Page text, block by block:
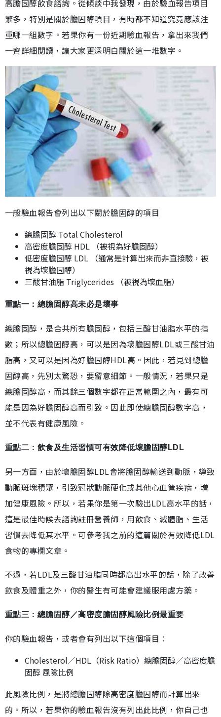
高膽固醇飲食諮詢。從傾談中我發現，由於驗血報告項目
繁多，特別是關於膽固醇項目，有時都不知道究竟應該注
重哪一組數字。若果你有一份近期驗血報告，拿出來我們
一齊詳細閱讀，讓大家更深明白關於這一堆數字。
一般驗血報告會列出以下關於膽固醇的項目
總膽固醇 Total Cholesterol
高密度膽固醇 HDL （被視為好膽固醇）
低密度膽固醇 LDL （通常是計算出來而非直接驗，被
視為壞膽固醇）
三酸甘油脂 Triglycerides （被視為壞血脂）
重點一：總膽固醇高未必是壞事
總膽固醇，是合共所有膽固醇，包括三酸甘油脂水平的指
數；所以總膽固醇高，可以是因為壞膽固醇LDL或三酸甘油
脂高，又可以是因為好膽固醇HDL高。因此，若見到總膽
固醇高，先別太驚恐，要留意細節。一般情況，若果只是
總膽固醇高，而其餘三個數字都在正常範圍之內，最有可
能是因為好膽固醇高而引致。因此即使總膽固醇數字高，
並不代表有健康風險。
重點二：飲食及生活習慣可有效降低壞膽固醇LDL
另一方面，由於壞膽固醇LDL會將膽固醇輸送到動脈，導致
動脈斑塊積聚，引致冠狀動脈硬化或其他心血管疾病，增
加健康風險。所以，若果你是第一次驗出LDL高水平的話，
這是最佳時候去諮詢註冊營養師，用飲食、減體脂、生活
習慣去降低其水平。可參考我之前的這篇關於有效降低LDL
食物的專欄文章。
不過，若LDL及三酸甘油脂同時都高出水平的話，除了改善
飲食及體重之外，你的醫生有可能會建議服用處方藥。
重點三：總膽固醇／高密度膽固醇風險比例最重要
你的驗血報告，或者會有列出以下這個項目：
Cholesterol／HDL（Risk Ratio）總膽固醇／高密度膽
固醇 風險比例
此風險比例，是將總膽固醇除高密度膽固醇而計算出來
的。所以，若果你的驗血報告沒有列出此比例，你自己也